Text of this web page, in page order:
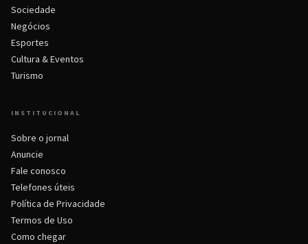
Sociedade
Negócios
Esportes
Cultura & Eventos
Turismo
INSTITUCIONAL
Sobre o jornal
Anuncie
Fale conosco
Telefones úteis
Política de Privacidade
Termos de Uso
Como chegar